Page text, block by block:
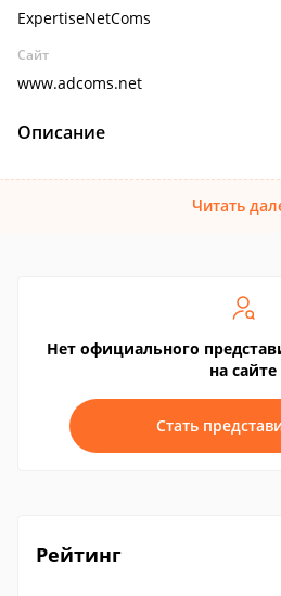
ExpertiseNetComs
Сайт
www.adcoms.net
Описание
Читать
Нет официального
на сайте
Стать
Рейтинг